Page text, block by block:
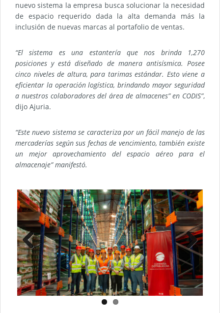
nuevo sistema la empresa busca solucionar la necesidad
de espacio requerido dada la alta demanda más la
inclusión de nuevas marcas al portafolio de ventas.
“El sistema es una estantería que nos brinda 1,270
posiciones y está diseñado de manera antisísmica. Posee
cinco niveles de altura, para tarimas estándar. Esto viene a
eficientar la operación logística, brindando mayor seguridad
a nuestros colaboradores del área de almacenes” en CODIS”,
dijo Ajuria.
“Este nuevo sistema se caracteriza por un fácil manejo de las
mercaderías según sus fechas de vencimiento, también existe
un mejor aprovechamiento del espacio aéreo para el
almacenaje” manifestó.
Previ
ous
Next